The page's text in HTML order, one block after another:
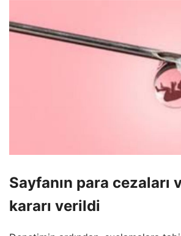
Sayfanın para cezaları
kararı verildi